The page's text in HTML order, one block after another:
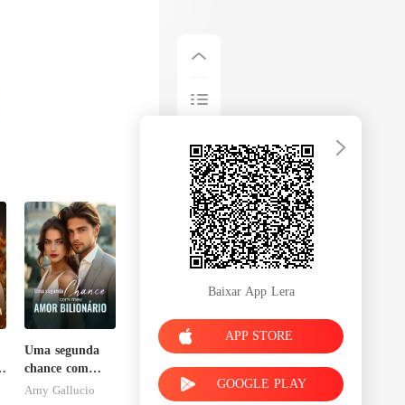
Uma segunda
chance com
meu amor
Arny Gallucio
Baixar App Lera
APP STORE
GOOGLE PLAY